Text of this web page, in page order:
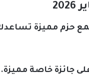
حزم مميزة